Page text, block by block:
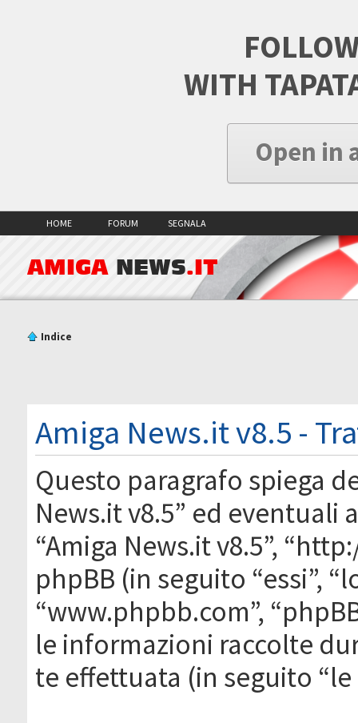
WITH
Open in
HOME FORUM SEGNALA
AMIGA NEWS.IT
Indice
Amiga News.it v8.5 -
Questo paragrafo spiega
News.it v8.5” ed eventuali
“Amiga News.it v8.5”,
phpBB (in seguito “essi”,
“www.phpbb.com”,
le informazioni raccolte
te effettuata (in seguito